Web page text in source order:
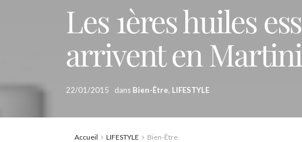
Les 1ères huiles
arrivent en
22/01/2015 dans Bien-Être, LIFESTYLE
Accueil LIFESTYLE Bien-Être